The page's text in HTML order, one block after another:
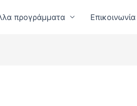
προγράμματα Επικοινωνία